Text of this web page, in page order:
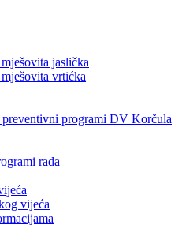
jaslička
vrtićka
preventivni programi DV Korčula
rada
vijeća